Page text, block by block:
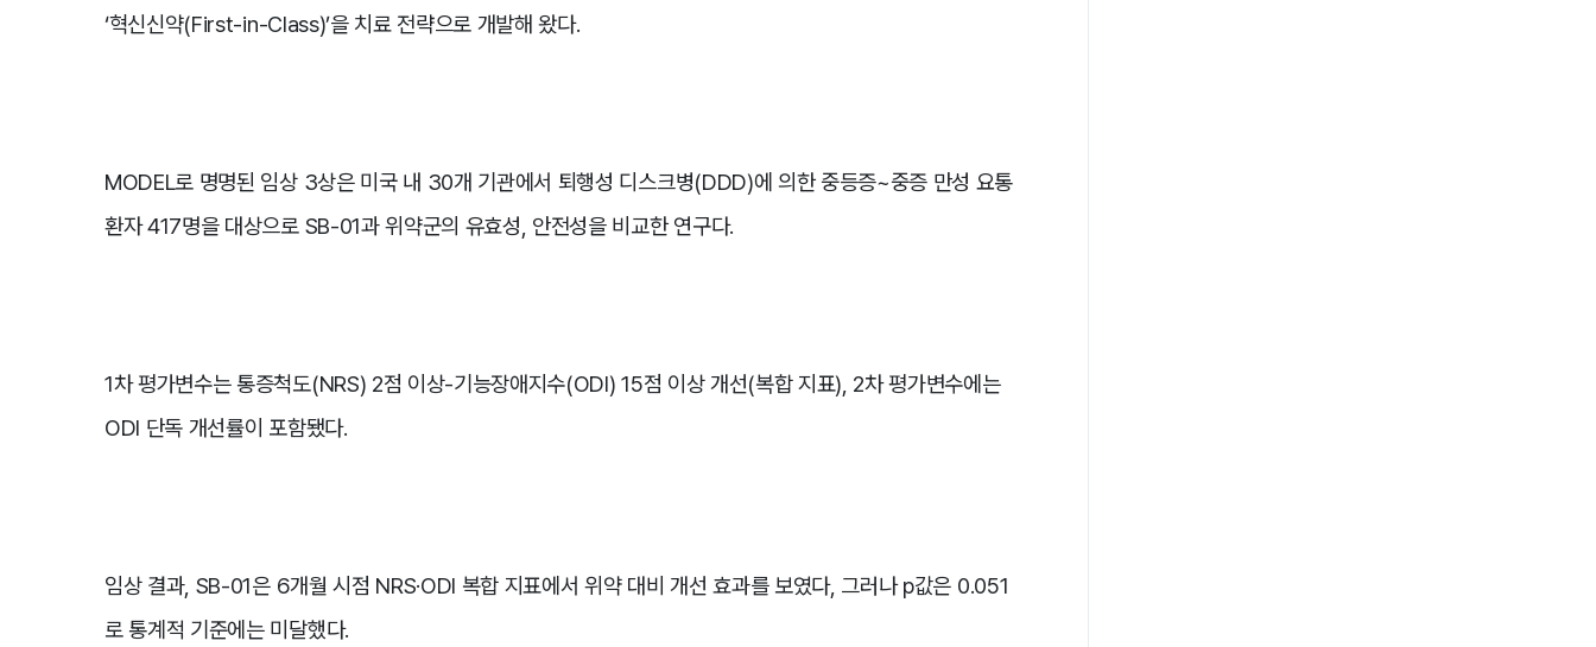
‘혁신신약(First-in-Class)’을 치료 전략으로 개발해 왔다.
MODEL로 명명된 임상 3상은 미국 내 30개 기관에서 퇴행성 디스크병(DDD)에 의한 중등증~중증 만성 요통
환자 417명을 대상으로 SB-01과 위약군의 유효성, 안전성을 비교한 연구다.
1차 평가변수는 통증척도(NRS) 2점 이상-기능장애지수(ODI) 15점 이상 개선(복합 지표), 2차 평가변수에는
ODI 단독 개선률이 포함됐다.
임상 결과, SB-01은 6개월 시점 NRS·ODI 복합 지표에서 위약 대비 개선 효과를 보였다, 그러나 p값은 0.051
로 통계적 기준에는 미달했다.